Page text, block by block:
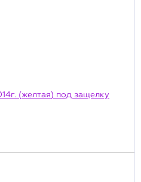
(желтая) под защелку